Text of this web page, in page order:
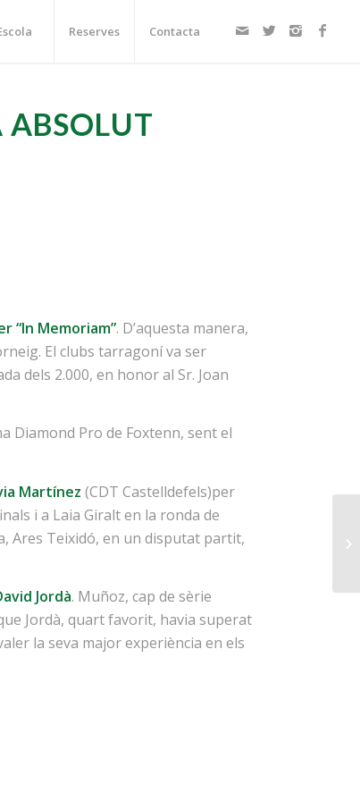
Reserves Contacta
“In Memoriam”. D’aquesta manera,
El clubs tarragoní va ser
dels 2.000, en honor al Sr. Joan
Diamond Pro de Foxtenn, sent el
Martínez (CDT Castelldefels)per
i a Laia Giralt en la ronda de
Ares Teixidó, en un disputat partit,
Jordà. Muñoz, cap de sèrie
Jordà, quart favorit, havia superat
la seva major experiència en els